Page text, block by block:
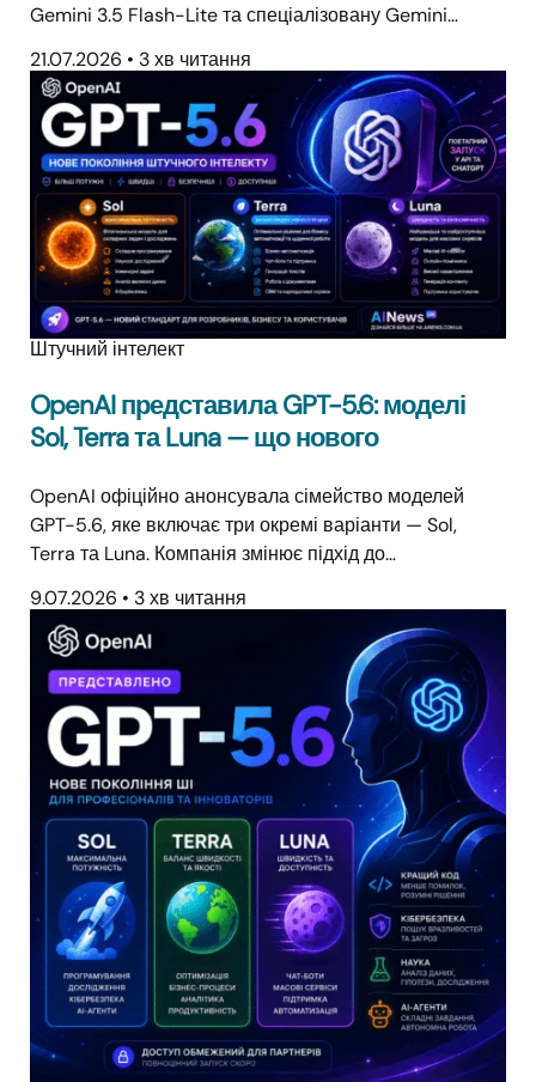
Gemini 3.5 Flash-Lite та спеціалізовану Gemini…
21.07.2026 • 3 хв читання
Штучний інтелект
OpenAI представила GPT-5.6: моделі
Sol, Terra та Luna — що нового
OpenAI офіційно анонсувала сімейство моделей
GPT-5.6, яке включає три окремі варіанти — Sol,
Terra та Luna. Компанія змінює підхід до…
9.07.2026 • 3 хв читання